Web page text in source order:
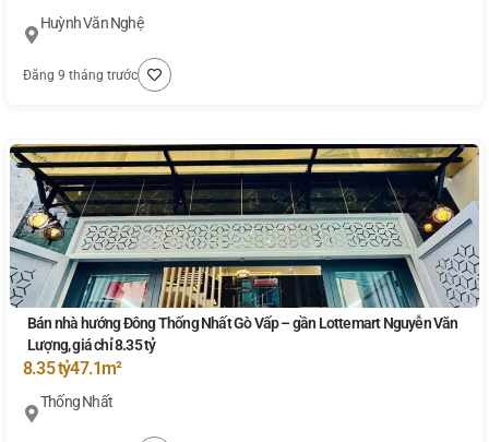
Huỳnh Văn Nghệ
Đăng 9 tháng trước
Bán nhà hướng Đông Thống Nhất Gò Vấp – gần Lottemart Nguyễn Văn
Lượng, giá chỉ 8.35 tỷ
8.35 tỷ47.1m²
Thống Nhất